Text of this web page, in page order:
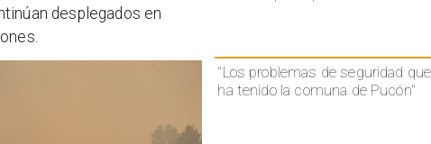
"Los problemas de seguridad que
ha tenido la comuna de Pucón"
desplegados en